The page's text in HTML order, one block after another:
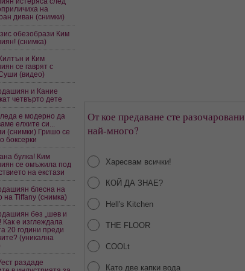
на
диван (снимки)
обезобрази Ким
(снимка)
и Ким
се гаврят с
(видео)
и Кание
четвърто дете
е модерно да
елхите си...
(снимки) Гришо се
боксерки
булка! Ким
се омъжила под
на екстази
блесна на
на Tiffany (снимка)
без „шев и
Как е изглеждала
20 години преди
(уникална
раздаде
От кое предаване сте разочаровани
най-много?
Харесвам всички!
КОЙ ДА ЗНАЕ?
Hell's Kitchen
THE FLOOR
COOLt
Като две капки вода